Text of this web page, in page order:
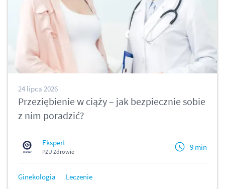
24 lipca 2026
Przeziębienie w ciąży – jak bezpiecznie sobie
z nim poradzić?
Ekspert
PZU Zdrowie 9 min
Ginekologia Leczenie